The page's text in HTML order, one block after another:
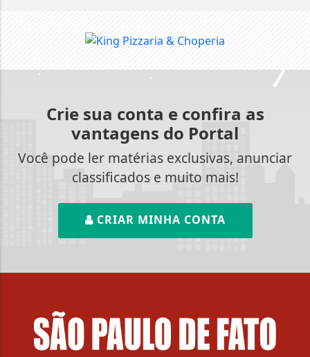
Crie sua conta e confira as
vantagens do Portal
Você pode ler matérias exclusivas, anunciar
classificados e muito mais!
CRIAR MINHA CONTA